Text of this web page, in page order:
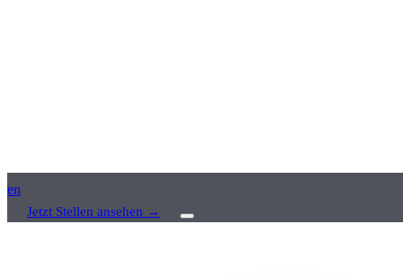
en
Jetzt Stellen ansehen →